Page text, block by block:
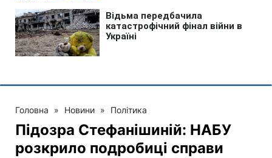
Головна » Новини » Політика
Підозра Стефанішиній: НАБУ
розкрило подробиці справи